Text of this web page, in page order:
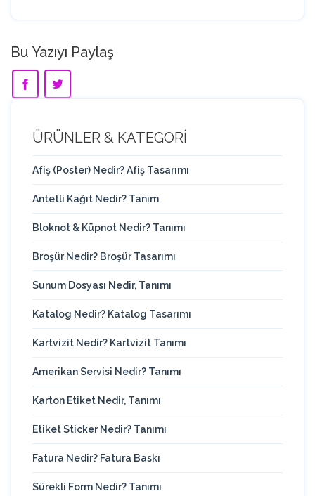
Bu Yazıyı Paylaş
ÜRÜNLER & KATEGORİ
Afiş (Poster) Nedir? Afiş Tasarımı
Antetli Kağıt Nedir? Tanım
Bloknot & Küpnot Nedir? Tanımı
Broşür Nedir? Broşür Tasarımı
Sunum Dosyası Nedir, Tanımı
Katalog Nedir? Katalog Tasarımı
Kartvizit Nedir? Kartvizit Tanımı
Amerikan Servisi Nedir? Tanımı
Karton Etiket Nedir, Tanımı
Etiket Sticker Nedir? Tanımı
Fatura Nedir? Fatura Baskı
Sürekli Form Nedir? Tanımı